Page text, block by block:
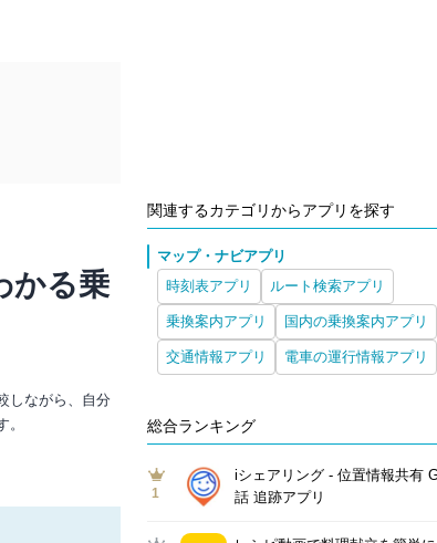
かる乗
しながら、自分
関連するカテゴリからアプリを探す
マップ・ナビアプリ
時刻表アプリ
ルート検索アプリ
乗換案内アプリ 国内の乗換案内アプリ
交通情報アプリ 電車の運行情報アプリ
総合ランキング
1
iシェアリング - 位置情報共有
話 追跡アプリ